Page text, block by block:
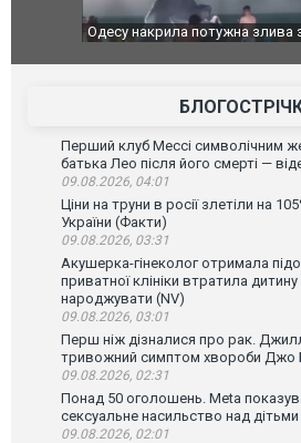
Вже вивели на тести: Ferrari
позашляховика Purosangue.
Перший клуб Мессі символічним
батька Лео після його смерті —
09.08.2026, 04:01
Ціни на труни в росії злетіли на
України (Факти)
09.08.2026, 03:31
Акушерка-гінеколог отримала
приватної клініки втратила
народжувати (NV)
09.08.2026, 03:01
Перш ніж дізналися про рак.
тривожний симптом хвороби Джо
09.08.2026, 02:31
Понад 50 оголошень. Meta
сексуальне насильство над дітьми
09.08.2026, 02:01